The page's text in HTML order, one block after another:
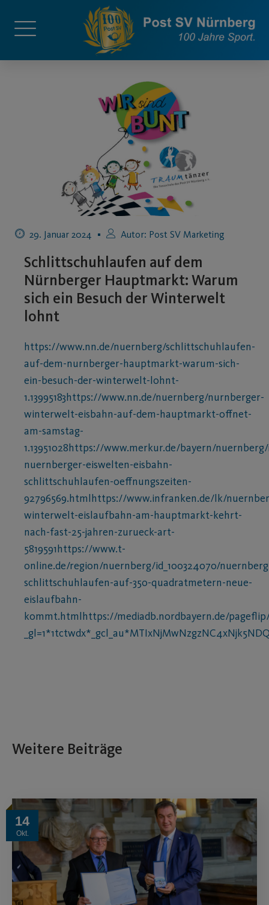
29. Januar 2024 Autor: Post SV Marketing
Schlittschuhlaufen auf dem
Nürnberger Hauptmarkt: Warum
sich ein Besuch der Winterwelt
lohnt
https://www.nn.de/nuernberg/schlittschuhlaufen-
auf-dem-nurnberger-hauptmarkt-warum-sich-
ein-besuch-der-winterwelt-lohnt-
1.13995183https://www.nn.de/nuernberg/nurnberger-
winterwelt-eisbahn-auf-dem-hauptmarkt-offnet-
am-samstag-
1.13951028https://www.merkur.de/bayern/
nuernberger-eiswelten-eisbahn-
schlittschuhlaufen-oeffnungszeiten-
92796569.htmlhttps://www.infranken.de/lk/
winterwelt-eislaufbahn-am-hauptmarkt-kehrt-
nach-fast-25-jahren-zurueck-art-
5819591https://www.t-
online.de/region/nuernberg/id_100324070/
schlittschuhlaufen-auf-350-quadratmetern-neue-
eislaufbahn-
kommt.htmlhttps://mediadb.nordbayern.de/
Weitere Beiträge
14
Okt.